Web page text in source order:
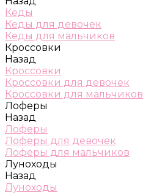
Кеды
Кеды для девочек
Кеды для мальчиков
Кроссовки
Назад
Кроссовки
Кроссовки для девочек
Кроссовки для мальчиков
Лоферы
Назад
Лоферы
Лоферы для девочек
Лоферы для мальчиков
Луноходы
Назад
Луноходы